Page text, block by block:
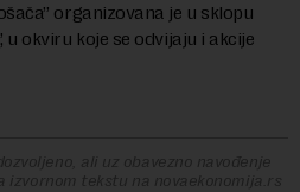
organizovana je u sklopu
u okviru koje se odvijaju i akcije
ali uz obavezno navođenje
tekstu na novaekonomija.rs